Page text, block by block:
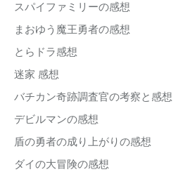
スパイファミリーの感想
まおゆう魔王勇者の感想
とらドラ感想
迷家 感想
バチカン奇跡調査官の考察と感想
デビルマンの感想
盾の勇者の成り上がりの感想
ダイの大冒険の感想